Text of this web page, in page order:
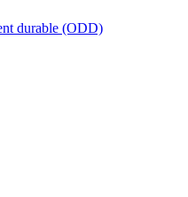
durable (ODD)